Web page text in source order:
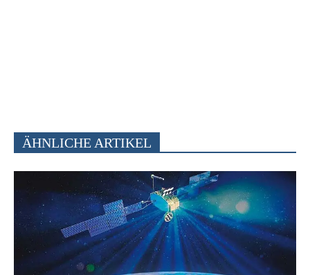
ÄHNLICHE ARTIKEL